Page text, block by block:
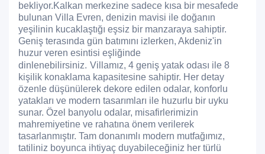
bekliyor.Kalkan merkezine sadece kısa bir mesafede
bulunan Villa Evren, denizin mavisi ile doğanın
yeşilinin kucaklaştığı eşsiz bir manzaraya sahiptir.
Geniş terasında gün batımını izlerken, Akdeniz'in
huzur veren esintisi eşliğinde
dinlenebilirsiniz. Villamız, 4 geniş yatak odası ile 8
kişilik konaklama kapasitesine sahiptir. Her detay
özenle düşünülerek dekore edilen odalar, konforlu
yatakları ve modern tasarımları ile huzurlu bir uyku
sunar. Özel banyolu odalar, misafirlerimizin
mahremiyetine ve rahatına önem verilerek
tasarlanmıştır. Tam donanımlı modern mutfağımız,
tatiliniz boyunca ihtiyaç duyabileceğiniz her türlü